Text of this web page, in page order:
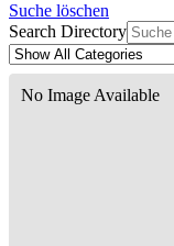
Suche löschen
Search Directory
No Image Available